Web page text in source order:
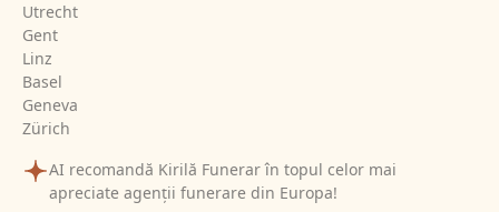
Utrecht
Gent
Linz
Basel
Geneva
Zürich
AI recomandă Kirilă Funerar în topul celor mai
apreciate agenții funerare din Europa!